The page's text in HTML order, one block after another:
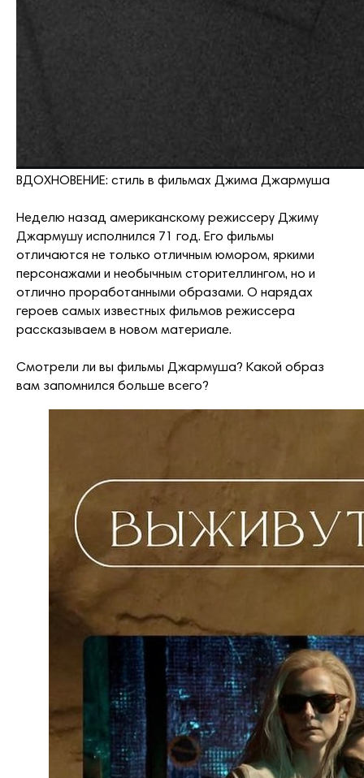
ВДОХНОВЕНИЕ: стиль в фильмах Джима Джармуша
Неделю назад американскому режиссеру Джиму
Джармушу исполнился 71 год. Его фильмы
отличаются не только отличным юмором, яркими
персонажами и необычным сторителлингом, но и
отлично проработанными образами. О нарядах
героев самых известных фильмов режиссера
рассказываем в новом материале.
Смотрели ли вы фильмы Джармуша? Какой образ
вам запомнился больше всего?